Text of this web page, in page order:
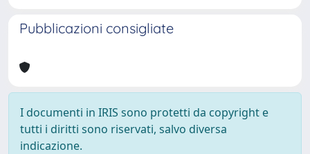
Pubblicazioni consigliate
I documenti in IRIS sono protetti da copyright e
tutti i diritti sono riservati, salvo diversa
indicazione.